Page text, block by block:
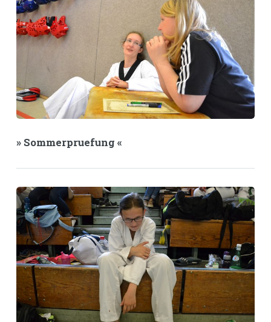
» Sommerpruefung «